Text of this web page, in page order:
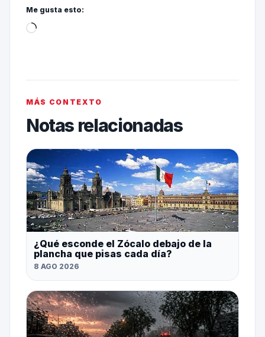
Me gusta esto:
MÁS CONTEXTO
Notas relacionadas
¿Qué esconde el Zócalo debajo de la
plancha que pisas cada día?
8 AGO 2026